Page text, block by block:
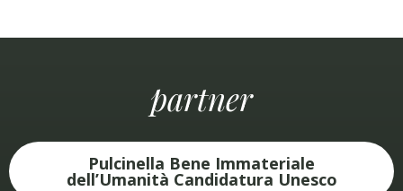
partner
Pulcinella Bene Immateriale
dell’Umanità Candidatura Unesco